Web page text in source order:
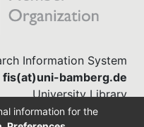
Information System
fis(at)uni-bamberg.de
University Library
(0951) 863-1568
information for the